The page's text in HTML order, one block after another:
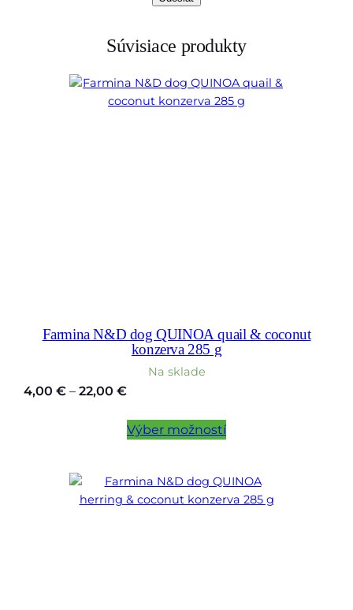
Súvisiace produkty
Farmina N&D dog QUINOA quail & coconut
konzerva 285 g
Na sklade
4,00 € – 22,00 €Price
4,00 €
Výber možností